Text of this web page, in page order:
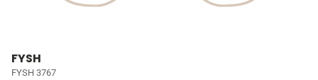
FYSH
FYSH 3767